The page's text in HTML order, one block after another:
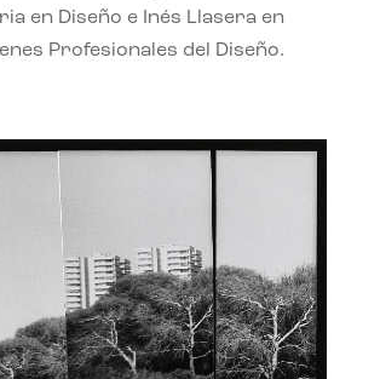
en Diseño e Inés Llasera en
Profesionales del Diseño.